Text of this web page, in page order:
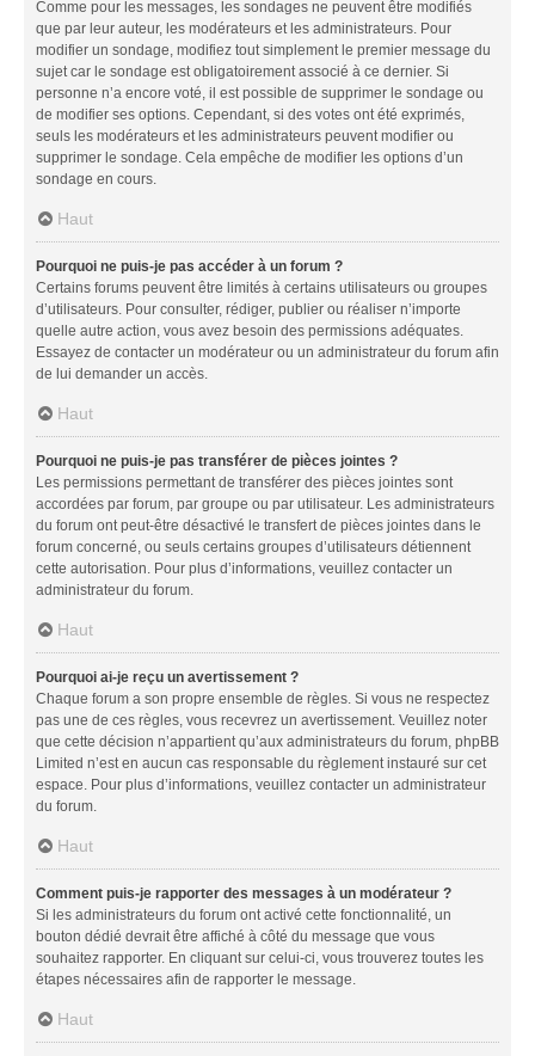
Comme pour les messages, les sondages ne peuvent être modifiés
que par leur auteur, les modérateurs et les administrateurs. Pour
modifier un sondage, modifiez tout simplement le premier message du
sujet car le sondage est obligatoirement associé à ce dernier. Si
personne n’a encore voté, il est possible de supprimer le sondage ou
de modifier ses options. Cependant, si des votes ont été exprimés,
seuls les modérateurs et les administrateurs peuvent modifier ou
supprimer le sondage. Cela empêche de modifier les options d’un
sondage en cours.
Haut
Pourquoi ne puis-je pas accéder à un forum ?
Certains forums peuvent être limités à certains utilisateurs ou groupes
d’utilisateurs. Pour consulter, rédiger, publier ou réaliser n’importe
quelle autre action, vous avez besoin des permissions adéquates.
Essayez de contacter un modérateur ou un administrateur du forum afin
de lui demander un accès.
Haut
Pourquoi ne puis-je pas transférer de pièces jointes ?
Les permissions permettant de transférer des pièces jointes sont
accordées par forum, par groupe ou par utilisateur. Les administrateurs
du forum ont peut-être désactivé le transfert de pièces jointes dans le
forum concerné, ou seuls certains groupes d’utilisateurs détiennent
cette autorisation. Pour plus d’informations, veuillez contacter un
administrateur du forum.
Haut
Pourquoi ai-je reçu un avertissement ?
Chaque forum a son propre ensemble de règles. Si vous ne respectez
pas une de ces règles, vous recevrez un avertissement. Veuillez noter
que cette décision n’appartient qu’aux administrateurs du forum, phpBB
Limited n’est en aucun cas responsable du règlement instauré sur cet
espace. Pour plus d’informations, veuillez contacter un administrateur
du forum.
Haut
Comment puis-je rapporter des messages à un modérateur ?
Si les administrateurs du forum ont activé cette fonctionnalité, un
bouton dédié devrait être affiché à côté du message que vous
souhaitez rapporter. En cliquant sur celui-ci, vous trouverez toutes les
étapes nécessaires afin de rapporter le message.
Haut